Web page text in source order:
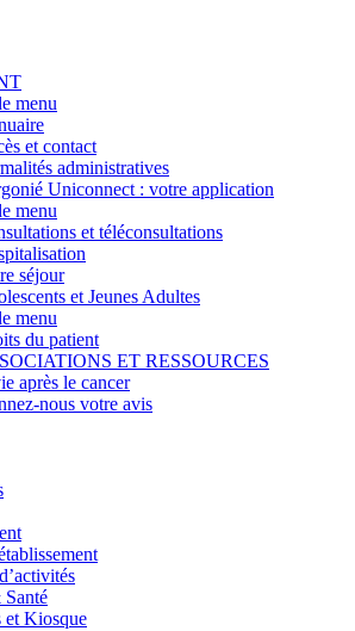
menu
et contact
administratives
Uniconnect : votre application
menu
et téléconsultations
séjour
et Jeunes Adultes
menu
du patient
ET RESSOURCES
après le cancer
nous votre avis
et Kiosque